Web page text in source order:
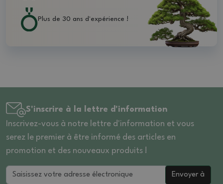
Plus de 30 ans d'expérience !
S'inscrire à la lettre d'information
Inscrivez-vous à notre lettre d'information et vous
serez le premier à être informé des articles en
promotion et des nouveaux produits !
Envoyer à